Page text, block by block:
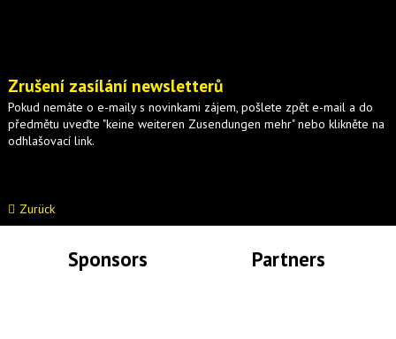
Zrušení zasílání newsletterů
Pokud nemáte o e-maily s novinkami zájem, pošlete zpět e-mail a do
předmětu uveďte "keine weiteren Zusendungen mehr" nebo klikněte na
odhlašovací link.
Zurück
Sponsors Partners